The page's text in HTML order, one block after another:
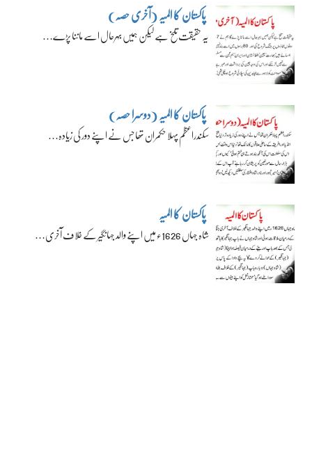
پاکستان کا المیہ (آخری حصہ)
یہ حقیقت تلخ ہے لیکن ہمیں بہرحال اسے ماننا پڑے…
پاکستان کا المیہ (دوسرا حصہ)
سکندراعظم پہلا حکمران تھا جس نے اپنے دور کی زیادہ…
پاکستان کا المیہ
شاہ جہاں 1626ء میں اپنے والد جہانگیر کے خلاف آخری…